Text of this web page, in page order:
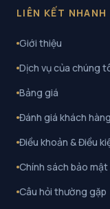
LIÊN KẾT NHANH
Giới thiệu
Dịch vụ của chúng
Bảng giá
Đánh giá khách hàng
Điều khoản & Điều
Chính sách bảo mật
Câu hỏi thường gặp